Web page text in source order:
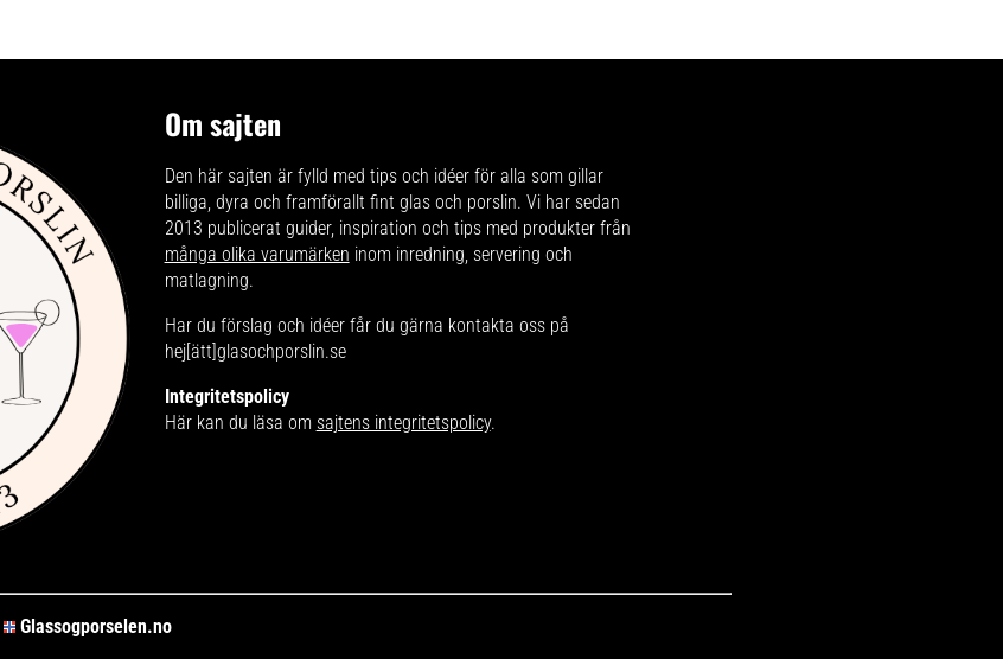
Om sajten
Den här sajten är fylld med tips och idéer för alla som gillar
billiga, dyra och framförallt fint glas och porslin. Vi har sedan
2013 publicerat guider, inspiration och tips med produkter från
många olika varumärken inom inredning, servering och
matlagning.
Har du förslag och idéer får du gärna kontakta oss på
hej[ätt]glasochporslin.se
Integritetspolicy
Här kan du läsa om sajtens integritetspolicy.
Glassogporselen.no